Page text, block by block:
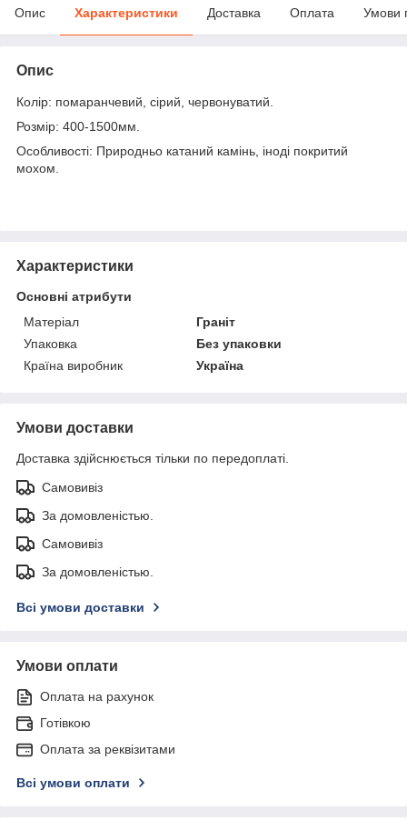
Опис Характеристики Доставка Оплата Умови
Опис
Колір: помаранчевий, сірий, червонуватий.
Розмір: 400-1500мм.
Особливості: Природньо катаний камінь, іноді покритий
мохом.
Характеристики
Основні атрибути
Матеріал
Граніт
Упаковка
Без упаковки
Країна виробник
Україна
Умови доставки
Доставка здійснюється тільки по передоплаті.
Самовивіз
За домовленістью.
Самовивіз
За домовленістью.
Всі умови доставки
Умови оплати
Оплата на рахунок
Готівкою
Оплата за реквізитами
Всі умови оплати